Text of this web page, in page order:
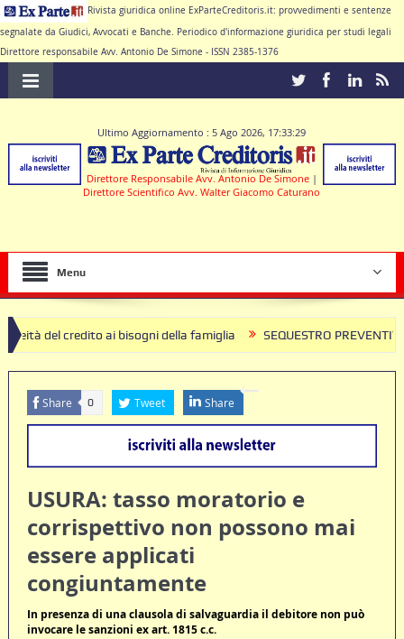
Rivista giuridica online ExParteCreditoris.it: provvedimenti e sentenze
segnalate da Giudici, Avvocati e Banche. Periodico d'informazione giuridica per studi legali
Direttore responsabile Avv. Antonio De Simone - ISSN 2385-1376
Ultimo Aggiornamento : 5 Ago 2026, 17:33:29
Direttore Responsabile Avv. Antonio De Simone |
Direttore Scientifico Avv. Walter Giacomo Caturano
Menu
ai bisogni della famiglia SEQUESTRO PREVENTIVO ED
Share 0 Tweet Share
USURA: tasso moratorio e
corrispettivo non possono mai
essere applicati
congiuntamente
In presenza di una clausola di salvaguardia il debitore non può
invocare le sanzioni ex art. 1815 c.c.